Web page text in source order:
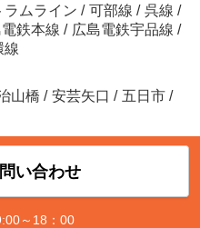
ラムライン / 可部線 / 呉線 /
鉄本線 / 広島電鉄宇品線 /
線
山橋 / 安芸矢口 / 五日市 /
い合わせ
～18：00